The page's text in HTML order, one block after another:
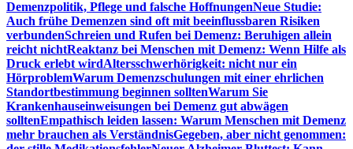
Demenzpolitik, Pflege und falsche HoffnungenNeue Studie:
Auch frühe Demenzen sind oft mit beeinflussbaren Risiken
verbundenSchreien und Rufen bei Demenz: Beruhigen allein
reicht nichtReaktanz bei Menschen mit Demenz: Wenn Hilfe als
Druck erlebt wirdAltersschwerhörigkeit: nicht nur ein
HörproblemWarum Demenzschulungen mit einer ehrlichen
Standortbestimmung beginnen solltenWarum Sie
Krankenhauseinweisungen bei Demenz gut abwägen
solltenEmpathisch leiden lassen: Warum Menschen mit Demenz
mehr brauchen als VerständnisGegeben, aber nicht genommen: